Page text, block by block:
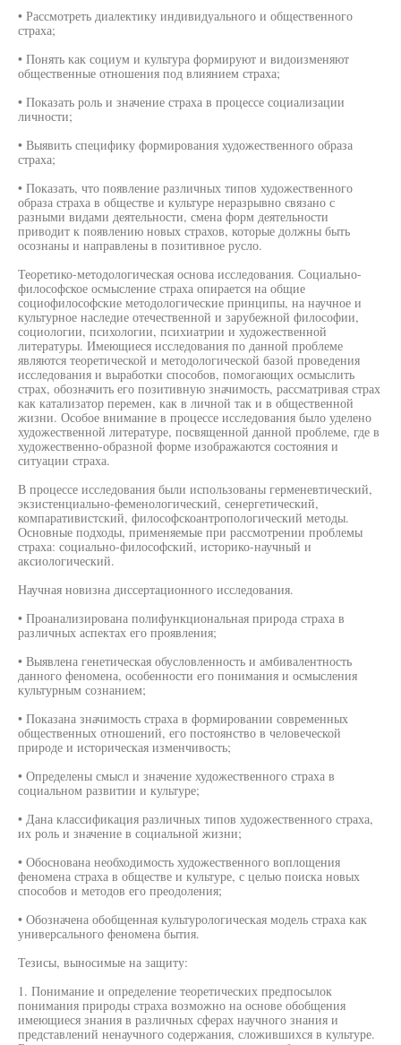
• Рассмотреть диалектику индивидуального и общественного
страха;
• Понять как социум и культура формируют и видоизменяют
общественные отношения под влиянием страха;
• Показать роль и значение страха в процессе социализации
личности;
• Выявить специфику формирования художественного образа
страха;
• Показать, что появление различных типов художественного
образа страха в обществе и культуре неразрывно связано с
разными видами деятельности, смена форм деятельности
приводит к появлению новых страхов, которые должны быть
осознаны и направлены в позитивное русло.
Теоретико-методологическая основа исследования. Социально-
философское осмысление страха опирается на общие
социофилософские методологические принципы, на научное и
культурное наследие отечественной и зарубежной философии,
социологии, психологии, психиатрии и художественной
литературы. Имеющиеся исследования по данной проблеме
являются теоретической и методологической базой проведения
исследования и выработки способов, помогающих осмыслить
страх, обозначить его позитивную значимость, рассматривая страх
как катализатор перемен, как в личной так и в общественной
жизни. Особое внимание в процессе исследования было уделено
художественной литературе, посвященной данной проблеме, где в
художественно-образной форме изображаются состояния и
ситуации страха.
В процессе исследования были использованы герменевтический,
экзистенциально-феменологический, сенергетический,
компаративистский, философскоантропологический методы.
Основные подходы, применяемые при рассмотрении проблемы
страха: социально-философский, историко-научный и
аксиологический.
Научная новизна диссертационного исследования.
• Проанализирована полифункциональная природа страха в
различных аспектах его проявления;
• Выявлена генетическая обусловленность и амбивалентность
данного феномена, особенности его понимания и осмысления
культурным сознанием;
• Показана значимость страха в формировании современных
общественных отношений, его постоянство в человеческой
природе и историческая изменчивость;
• Определены смысл и значение художественного страха в
социальном развитии и культуре;
• Дана классификация различных типов художественного страха,
их роль и значение в социальной жизни;
• Обоснована необходимость художественного воплощения
феномена страха в обществе и культуре, с целью поиска новых
способов и методов его преодоления;
• Обозначена обобщенная культурологическая модель страха как
универсального феномена бытия.
Тезисы, выносимые на защиту:
1. Понимание и определение теоретических предпосылок
понимания природы страха возможно на основе обобщения
имеющиеся знания в различных сферах научного знания и
представлений ненаучного содержания, сложившихся в культуре.